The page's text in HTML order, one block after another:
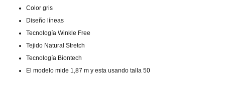
Color gris
Diseño líneas
Tecnología Winkle Free
Tejido Natural Stretch
Tecnología Biontech
El modelo mide 1,87 m y esta usando talla 50